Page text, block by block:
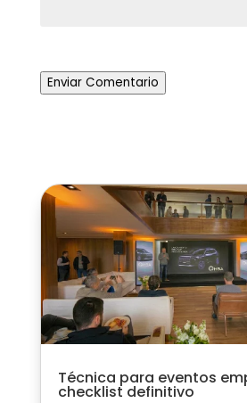
Enviar Comentario
Técnica para eventos
checklist definitivo